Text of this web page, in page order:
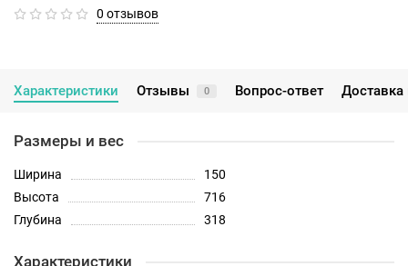
0 отзывов
Характеристики Отзывы 0 Вопрос-ответ Доставка
Размеры и вес
Ширина
150
Высота
716
Глубина
318
Характеристики